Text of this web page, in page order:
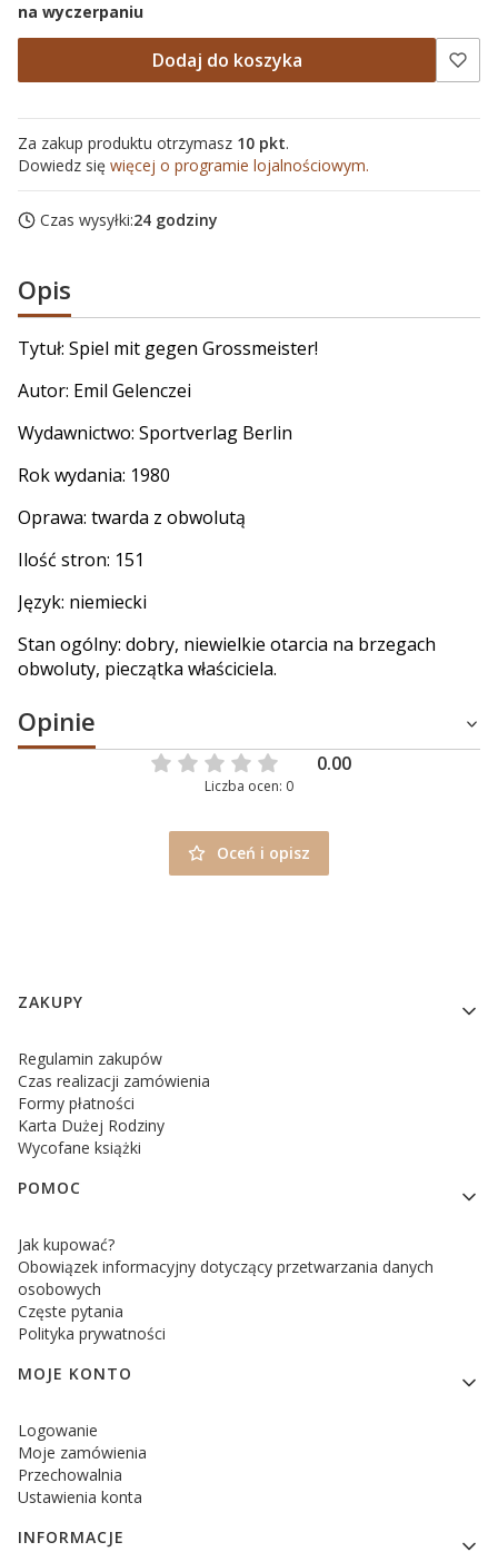
na wyczerpaniu
Dodaj do koszyka
Za zakup produktu otrzymasz 10 pkt.
Dowiedz się więcej o programie lojalnościowym.
Czas wysyłki:24 godziny
Opis
Tytuł: Spiel mit gegen Grossmeister!
Autor: Emil Gelenczei
Wydawnictwo: Sportverlag Berlin
Rok wydania: 1980
Oprawa: twarda z obwolutą
Ilość stron: 151
Język: niemiecki
Stan ogólny: dobry, niewielkie otarcia na brzegach
obwoluty, pieczątka właściciela.
Opinie
0.00
Liczba ocen: 0
Oceń i opisz
Linki w stopce
ZAKUPY
Regulamin zakupów
Czas realizacji zamówienia
Formy płatności
Karta Dużej Rodziny
Wycofane książki
POMOC
Jak kupować?
Obowiązek informacyjny dotyczący przetwarzania danych
osobowych
Częste pytania
Polityka prywatności
MOJE KONTO
Logowanie
Moje zamówienia
Przechowalnia
Ustawienia konta
INFORMACJE